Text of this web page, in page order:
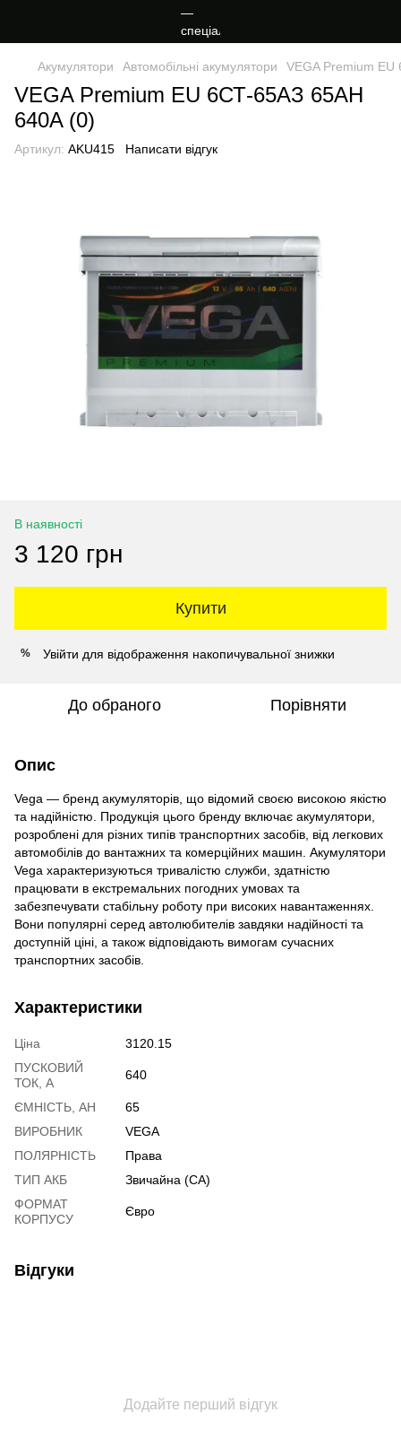
Акумулятори Автомобільні акумулятори VEGA Premium
VEGA Premium EU 6СТ-65АЗ 65AH
640A (0)
Артикул: AKU415 Написати відгук
В наявності
3 120 грн
Купити
% Увійти для відображення накопичувальної знижки
До обраного Порівняти
Опис
Vega — бренд акумуляторів, що відомий своєю високою якістю
та надійністю. Продукція цього бренду включає акумулятори,
розроблені для різних типів транспортних засобів, від легкових
автомобілів до вантажних та комерційних машин. Акумулятори
Vega характеризуються тривалістю служби, здатністю
працювати в екстремальних погодних умовах та
забезпечувати стабільну роботу при високих навантаженнях.
Вони популярні серед автолюбителів завдяки надійності та
доступній ціні, а також відповідають вимогам сучасних
транспортних засобів.
Характеристики
Ціна
3120.15
ПУСКОВИЙ
ТОК, А
640
ЄМНІСТЬ, АН
65
ВИРОБНИК
VEGA
ПОЛЯРНІСТЬ
Права
ТИП АКБ
Звичайна (CA)
ФОРМАТ
КОРПУСУ
Євро
Відгуки
Додайте перший відгук